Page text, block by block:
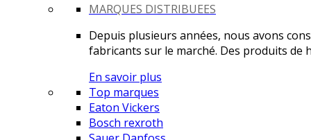
MARQUES DISTRIBUEES
Depuis plusieurs années, nous avons
fabricants sur le marché. Des produits de
En savoir plus
Top marques
Eaton Vickers
Bosch rexroth